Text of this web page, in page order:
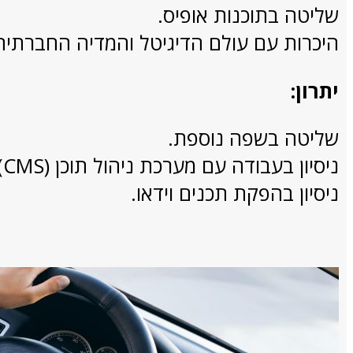
שליטה בתוכנות אופיס.
היכרות עם עולם הדיגיטל והמדיה
יתרון:
שליטה בשפה נוספת.
ניסיון בעבודה עם מערכת ניהול תוכן (CMS).
ניסיון בהפקת תכנים וידאו.